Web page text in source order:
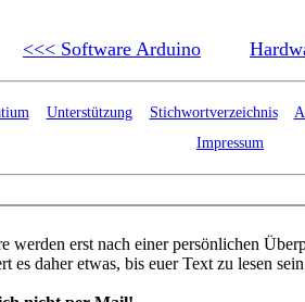
<<< Software Arduino
Unterstützung Stichwortverzeichnis
Impressum